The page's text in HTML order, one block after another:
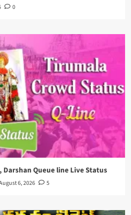
0
Queue line Live Status
6, 2026 5